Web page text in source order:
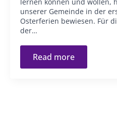
unserer Gemeinde in der
Osterferien bewiesen. Für
der…
Read more